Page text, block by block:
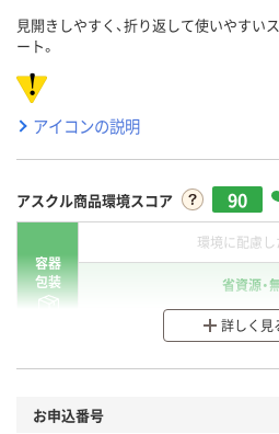
見開きしやすく、折り返して使いやすい
ート。
アイコンの説明
アスクル商品環境スコア 90
容器
包装
環境に配慮
省資源・
分別・リサイ
本体
詳しく見
お申込番号